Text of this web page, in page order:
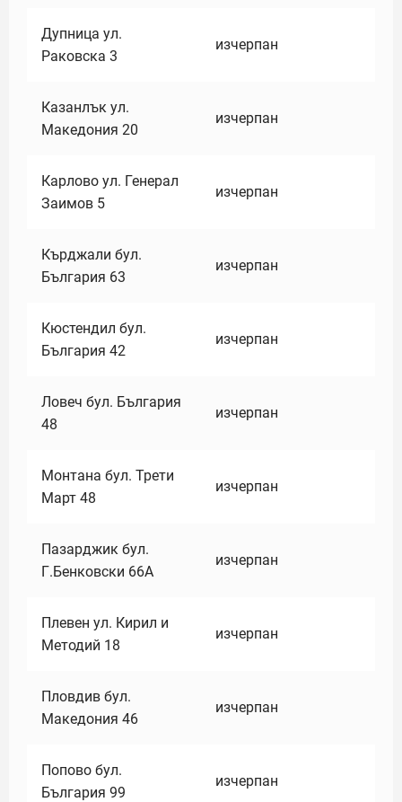
Дупница ул.
Раковска 3
изчерпан
Казанлък ул.
Македония 20
изчерпан
Карлово ул. Генерал
Заимов 5
изчерпан
Кърджали бул.
България 63
изчерпан
Кюстендил бул.
България 42
изчерпан
Ловеч бул. България
48
изчерпан
Монтана бул. Трети
Март 48
изчерпан
Пазарджик бул.
Г.Бенковски 66А
изчерпан
Плевен ул. Кирил и
Методий 18
изчерпан
Пловдив бул.
Македония 46
изчерпан
Попово бул.
България 99
изчерпан